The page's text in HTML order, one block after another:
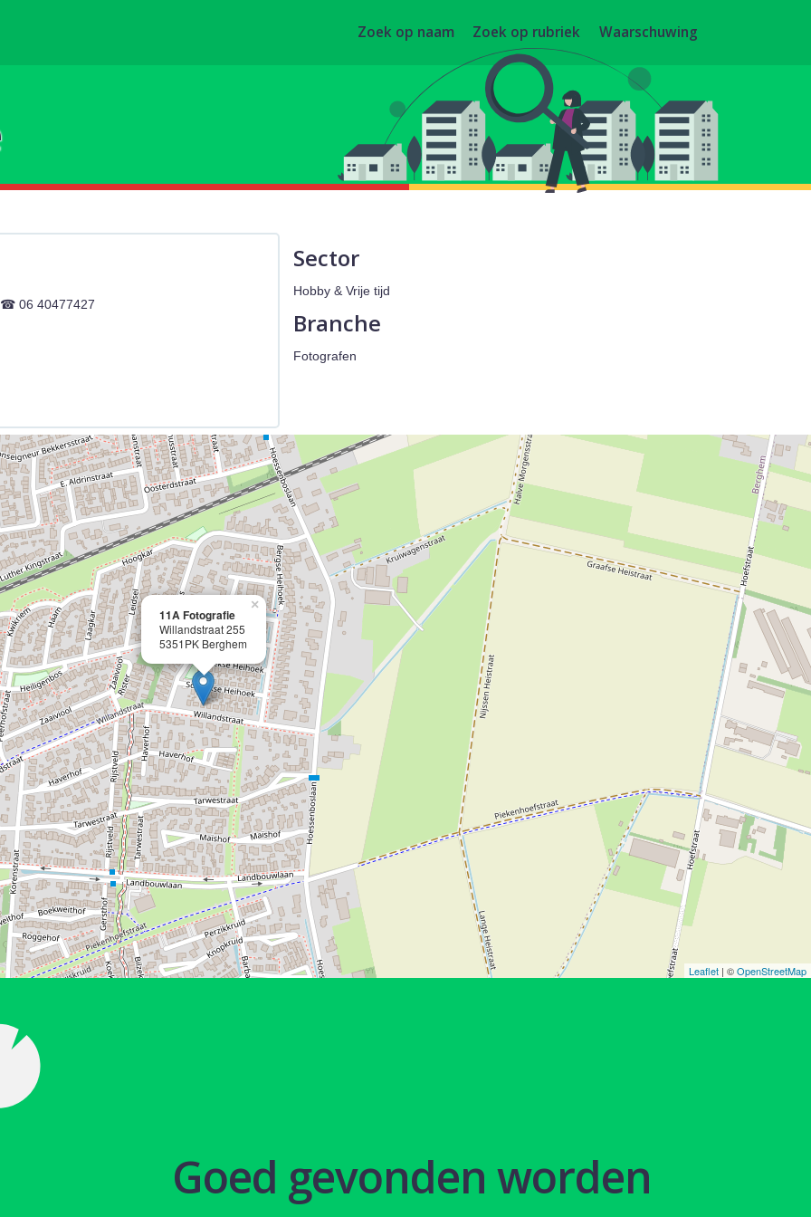
Zoek op naam Zoek op rubriek Waarschuwing
06 40477427
Sector
Hobby & Vrije tijd
Branche
Fotografen
11A Fotografie
Willandstraat 255
5351PK Berghem
×
Leaflet | ©OpenStreetMap
Goed gevonden worden